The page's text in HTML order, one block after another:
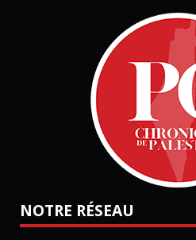
NOTRE RÉSEAU